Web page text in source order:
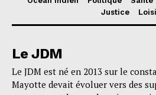
Justice
Le JDM
Le JDM est né en 2013 sur le
Mayotte devait évoluer vers des